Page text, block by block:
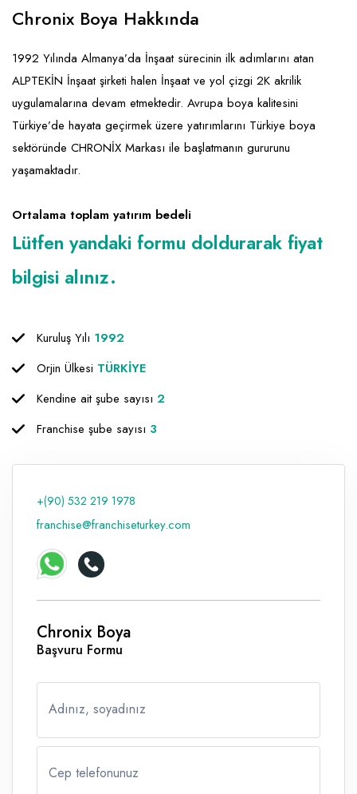
Ev Hizmetleri
Sağlık Güzellik
Turizm - Eğlence
Market FMGC - Katlı Mağaza
Mobilya ve Ev Tekstili
Oyuncak ve Hediyelik
Takı
Yapı Malzemesi - Hırdavat
Gayrimenkul
Gıda ve Sarf Malzemeleri
Güvenlik - Temizlik
Giyim - Aksesuar
Hukuk - Marka - Patent ve Tercüme
Lojistik - Kargo ve Kurye
Mali Kayıt ve Denetim
Matbaa - Fotoğraf
Chronix Boya Hakkında
1992 Yılında Almanya’da İnşaat sürecinin ilk adımlarını atan
ALPTEKİN İnşaat şirketi halen İnşaat ve yol çizgi 2K akrilik
uygulamalarına devam etmektedir. Avrupa boya kalitesini
Türkiye’de hayata geçirmek üzere yatırımlarını Türkiye boya
sektöründe CHRONİX Markası ile başlatmanın gururunu
yaşamaktadır.
Ortalama toplam yatırım bedeli
Lütfen yandaki formu doldurarak fiyat
bilgisi alınız.
Kuruluş Yılı 1992
Orjin Ülkesi TÜRKİYE
Kendine ait şube sayısı 2
Franchise şube sayısı 3
+(90) 532 219 1978
franchise@franchiseturkey.com
Chronix Boya
Başvuru Formu
Adınız, soyadınız
Cep telefonunuz